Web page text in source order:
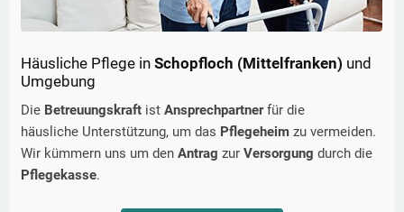
Häusliche Pflege in Schopfloch (Mittelfranken) und
Umgebung
Die Betreuungskraft ist Ansprechpartnerfür die
häusliche Unterstützung, um das Pflegeheim zu vermeiden.
Wir kümmern uns um den Antrag zur Versorgung durch die
Pflegekasse.